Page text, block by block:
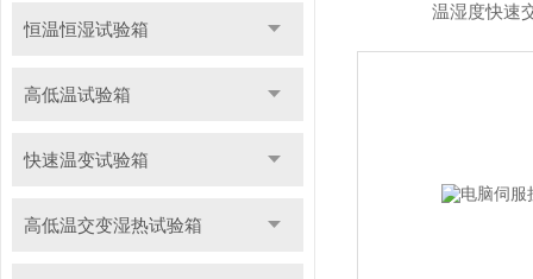
恒温恒湿试验箱
高低温试验箱
快速温变试验箱
高低温交变湿热试验箱
温湿度快速